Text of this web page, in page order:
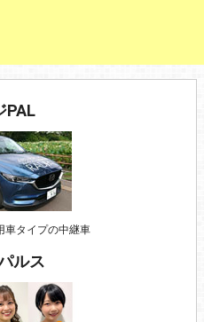
PAL
車タイプの中継車
ルス